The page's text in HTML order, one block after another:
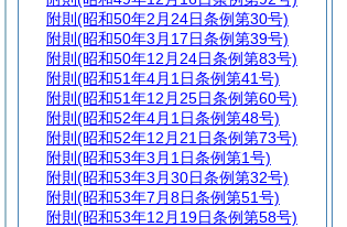
附則 (昭和50年2月24日条例第30号)
附則 (昭和50年3月17日条例第39号)
附則 (昭和50年12月24日条例第83号)
附則 (昭和51年4月1日条例第41号)
附則 (昭和51年12月25日条例第60号)
附則 (昭和52年4月1日条例第48号)
附則 (昭和52年12月21日条例第73号)
附則 (昭和53年3月1日条例第1号)
附則 (昭和53年3月30日条例第32号)
附則 (昭和53年7月8日条例第51号)
附則 (昭和53年12月19日条例第58号)